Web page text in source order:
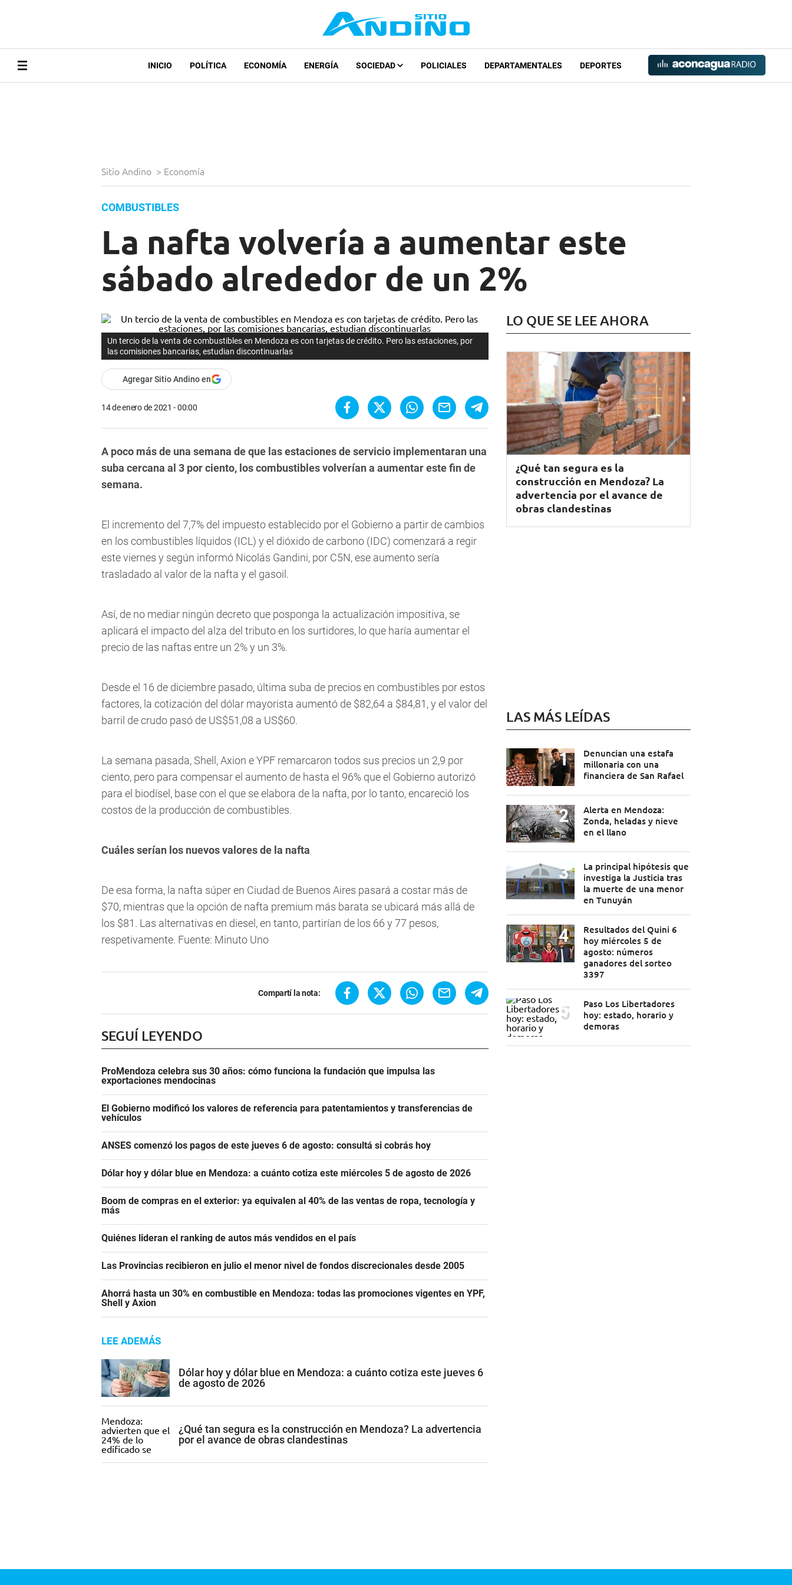
INICIO POLÍTICA ECONOMÍA ENERGÍA SOCIEDAD POLICIALES DEPARTAMENTALES DEPORTES
Sitio Andino > Economía
COMBUSTIBLES
La nafta volvería a aumentar este
sábado alrededor de un 2%
Un tercio de la venta de combustibles en Mendoza es con tarjetas de crédito. Pero las estaciones, por
las comisiones bancarias, estudian discontinuarlas
Agregar Sitio Andino en
14 de enero de 2021 - 00:00
A poco más de una semana de que las estaciones de servicio implementaran una
suba cercana al 3 por ciento, los combustibles volverían a aumentar este fin de
semana.
El incremento del 7,7% del impuesto establecido por el Gobierno a partir de cambios
en los combustibles líquidos (ICL) y el dióxido de carbono (IDC) comenzará a regir
este viernes y según informó Nicolás Gandini, por C5N, ese aumento sería
trasladado al valor de la nafta y el gasoil.
Así, de no mediar ningún decreto que posponga la actualización impositiva, se
aplicará el impacto del alza del tributo en los surtidores, lo que haría aumentar el
precio de las naftas entre un 2% y un 3%.
Desde el 16 de diciembre pasado, última suba de precios en combustibles por estos
factores, la cotización del dólar mayorista aumentó de $82,64 a $84,81, y el valor del
barril de crudo pasó de US$51,08 a US$60.
La semana pasada, Shell, Axion e YPF remarcaron todos sus precios un 2,9 por
ciento, pero para compensar el aumento de hasta el 96% que el Gobierno autorizó
para el biodísel, base con el que se elabora de la nafta, por lo tanto, encareció los
costos de la producción de combustibles.
Cuáles serían los nuevos valores de la nafta
De esa forma, la nafta súper en Ciudad de Buenos Aires pasará a costar más de
$70, mientras que la opción de nafta premium más barata se ubicará más allá de
los $81. Las alternativas en diesel, en tanto, partirían de los 66 y 77 pesos,
respetivamente. Fuente: Minuto Uno
Compartí la nota:
SEGUÍ LEYENDO
ProMendoza celebra sus 30 años: cómo funciona la fundación que impulsa las
exportaciones mendocinas
El Gobierno modificó los valores de referencia para patentamientos y transferencias de
vehículos
ANSES comenzó los pagos de este jueves 6 de agosto: consultá si cobrás hoy
Dólar hoy y dólar blue en Mendoza: a cuánto cotiza este miércoles 5 de agosto de 2026
Boom de compras en el exterior: ya equivalen al 40% de las ventas de ropa, tecnología y
más
Quiénes lideran el ranking de autos más vendidos en el país
Las Provincias recibieron en julio el menor nivel de fondos discrecionales desde 2005
Ahorrá hasta un 30% en combustible en Mendoza: todas las promociones vigentes en YPF,
Shell y Axion
LEE ADEMÁS
Dólar hoy y dólar blue en Mendoza: a cuánto cotiza este jueves 6
de agosto de 2026
¿Qué tan segura es la construcción en Mendoza? La advertencia
por el avance de obras clandestinas
LO QUE SE LEE AHORA
¿Qué tan segura es la
construcción en Mendoza? La
advertencia por el avance de
obras clandestinas
LAS MÁS LEÍDAS
Denuncian una estafa
millonaria con una
financiera de San Rafael
Alerta en Mendoza:
Zonda, heladas y nieve
en el llano
La principal hipótesis que
investiga la Justicia tras
la muerte de una menor
en Tunuyán
Resultados del Quini 6
hoy miércoles 5 de
agosto: números
ganadores del sorteo
3397
Paso Los Libertadores
hoy: estado, horario y
demoras